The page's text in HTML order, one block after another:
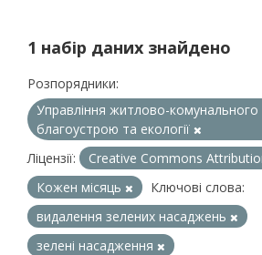
1 набір даних знайдено
Розпорядники:
Управління житлово-комунального
благоустрою та екології
Ліцензії:
Creative Commons
Кожен місяць
Ключові слова:
видалення зелених насаджень
зелені насадження